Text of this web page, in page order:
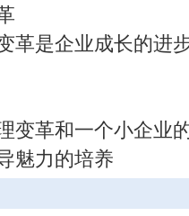
革是企业成长的进
变革和一个小企业
魅力的培养